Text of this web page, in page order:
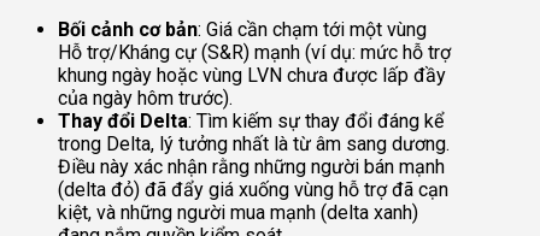
Bối cảnh cơ bản: Giá cần chạm tới một vùng
Hỗ trợ/Kháng cự (S&R) mạnh (ví dụ: mức hỗ trợ
khung ngày hoặc vùng LVN chưa được lấp đầy
của ngày hôm trước).
Thay đổi Delta: Tìm kiếm sự thay đổi đáng kể
trong Delta, lý tưởng nhất là từ âm sang dương.
Điều này xác nhận rằng những người bán mạnh
(delta đỏ) đã đẩy giá xuống vùng hỗ trợ đã cạn
kiệt, và những người mua mạnh (delta xanh)